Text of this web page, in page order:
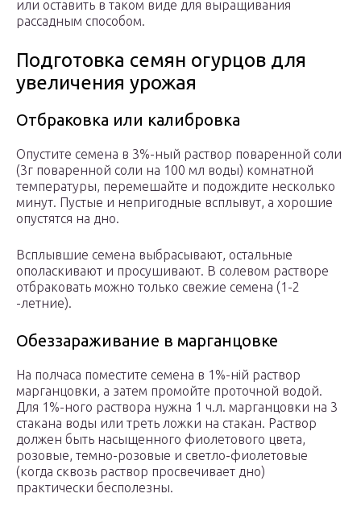
или оставить в таком виде для выращивания
рассадным способом.
Подготовка семян огурцов для
увеличения урожая
Отбраковка или калибровка
Опустите семена в 3%-ный раствор поваренной соли
(3г поваренной соли на 100 мл воды) комнатной
температуры, перемешайте и подождите несколько
минут. Пустые и непригодные всплывут, а хорошие
опустятся на дно.
Всплывшие семена выбрасывают, остальные
ополаскивают и просушивают. В солевом растворе
отбраковать можно только свежие семена (1-2
-летние).
Обеззараживание в марганцовке
На полчаса поместите семена в 1%-ній раствор
марганцовки, а затем промойте проточной водой.
Для 1%-ного раствора нужна 1 ч.л. марганцовки на 3
стакана воды или треть ложки на стакан. Раствор
должен быть насыщенного фиолетового цвета,
розовые, темно-розовые и светло-фиолетовые
(когда сквозь раствор просвечивает дно)
практически бесполезны.